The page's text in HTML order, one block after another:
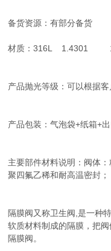
备货资源：有部分备货
材质：316L 1.4301
产品抛光等级：可以根据
产品包装：气泡袋+纸箱+
主要部件材料说明：阀体
聚四氟乙稀和耐高温密封；
隔膜阀又称卫生阀,是一种
软质材料制成的隔膜，把
隔膜阀。